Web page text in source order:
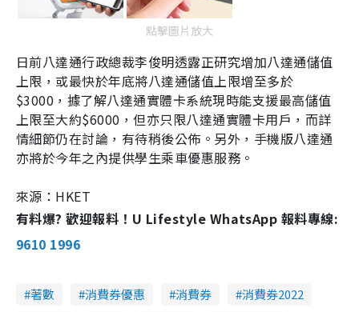
點擊圖片放大
日前八達通行政總裁李俊明透露正研究增加八達通儲值
上限，或最快於年底將八達通儲值上限增至多於
$3000 ，據了解八達通實體卡系統現時能支援最高儲值
上限至大約$6000 ，但亦只限八達通實體卡用戶，而詳
情細節仍在討論，有待稍後公佈。另外，手機版八達通
亦將於今年之內提供學生乘車優惠服務。
來源：HKET
有料爆? 歡迎報料！U Lifestyle WhatsApp 報料專線:
9610 1996
著數 消費券優惠 消費券
消費券2022